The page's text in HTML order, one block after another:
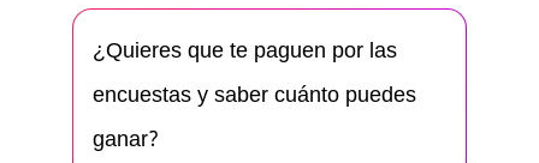
¿Quieres que te paguen por las
encuestas y saber cuánto puedes
ganar?